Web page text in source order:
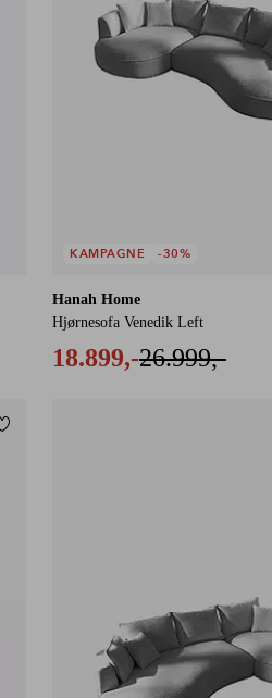
Hanah Home
Hjørnesofa Venedik Left
18.899,-26.999,-
KAMPAGNE -30%
Tilføj til favoritter